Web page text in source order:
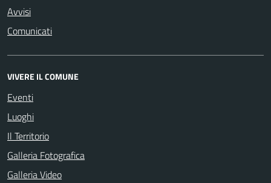
Avvisi
Comunicati
VIVERE IL COMUNE
Eventi
Luoghi
Il Territorio
Galleria Fotografica
Galleria Video